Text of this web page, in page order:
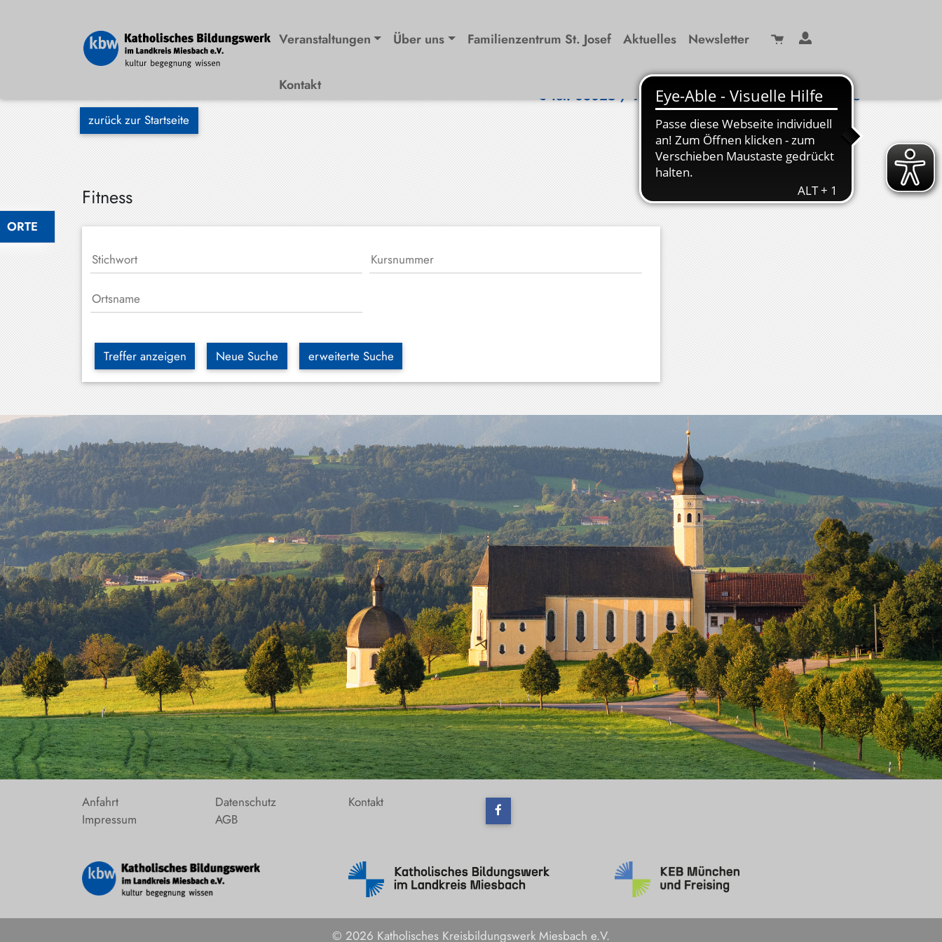
ORTE
Veranstaltungen Über uns Familienzentrum St. Josef Aktuelles Newsletter
Kontakt
Tel. 08025 / 99 29-0 info(at)kbw-miesbach.de
zurück zur Startseite
Fitness
Treffer anzeigen Neue Suche erweiterte Suche
Anfahrt
Impressum
Datenschutz
AGB
Kontakt
© 2026 Katholisches Kreisbildungswerk Miesbach e.V.
Wiessee
Bayrischzell
Darching
Elbach
Gmund
Großhartpenning
Hausham
Holzkirchen
Hundham
Irschenberg
Kreuth
Leitzachtal
Miesbach
Neuhaus
Niklasreuth
Otterfing
Rottach-
Egern
Schaftlach
/
Waakirchen
Schliersee
Tegernsee
Warngau
/
Wall
Weyarn